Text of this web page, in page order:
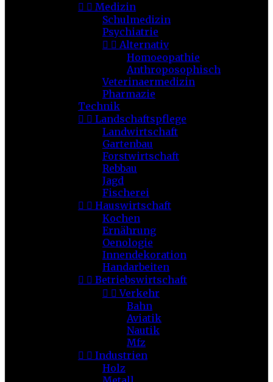
  Medizin
Schulmedizin
Psychiatrie
  Alternativ
Homoeopathie
Anthroposophisch
Veterinaermedizin
Pharmazie
Technik
  Landschaftspflege
Landwirtschaft
Gartenbau
Forstwirtschaft
Rebbau
Jagd
Fischerei
  Hauswirtschaft
Kochen
Ernährung
Oenologie
Innendekoration
Handarbeiten
  Betriebswirtschaft
  Verkehr
Bahn
Aviatik
Nautik
Mfz
  Industrien
Holz